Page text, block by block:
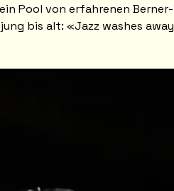
Pool von erfahrenen Berner-
bis alt: «Jazz washes away